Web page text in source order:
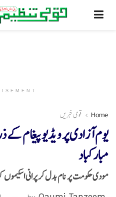
Home قومی خبریں
یوم آزادی پر ویڈیو پیغام
مبارکباد
مودی حکومت پر نام بدل کر پرانی